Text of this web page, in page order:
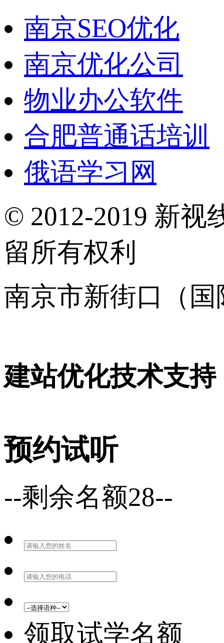
南京SEO优化
南京优化公司
物业办公软件
合肥普通话培训
俄语学习网
© 2012-2019 新视
留所有权利
南京市新街口（
建站优化技术支持
预约试听
--剩余名额28--
领取试学名额